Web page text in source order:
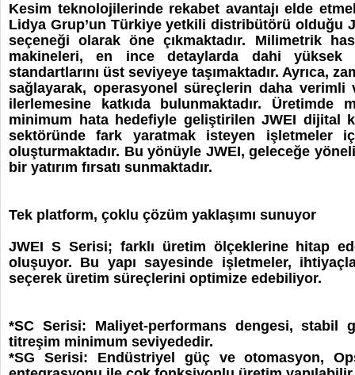
Kesim teknolojilerinde rekabet avantajı elde
Lidya Grup’un Türkiye yetkili distribütörü olduğu
seçeneği olarak öne çıkmaktadır. Milimetrik
makineleri, en ince detaylarda dahi yüksek
standartlarını üst seviyeye taşımaktadır. Ayrıca,
sağlayarak, operasyonel süreçlerin daha
ilerlemesine katkıda bulunmaktadır. Üretimde
minimum hata hedefiyle geliştirilen JWEI dijital
sektöründe fark yaratmak isteyen işletmeler
oluşturmaktadır. Bu yönüyle JWEI, geleceğe
bir yatırım fırsatı sunmaktadır.
Tek platform, çoklu çözüm yaklaşımı sunuyor
JWEI S Serisi; farklı üretim ölçeklerine hitap
oluşuyor. Bu yapı sayesinde işletmeler,
seçerek üretim süreçlerini optimize edebiliyor.
*SC Serisi: Maliyet-performans dengesi, stabil
titreşim minimum seviyededir.
*SG Serisi: Endüstriyel güç ve otomasyon,